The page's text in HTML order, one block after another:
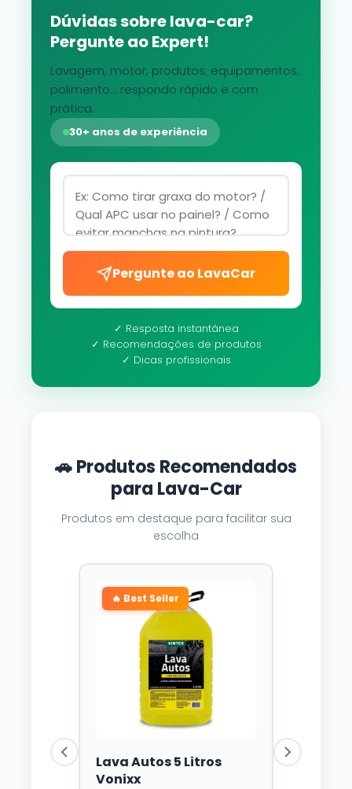
Dúvidas sobre lava-car?
Pergunte ao Expert!
Lavagem, motor, produtos, equipamentos,
polimento... respondo rápido e com
prática.
30+ anos de experiência
Pergunte ao LavaCar
✓ Resposta instantânea
✓ Recomendações de produtos
✓ Dicas profissionais
🚗 Produtos Recomendados
para Lava-Car
Produtos em destaque para facilitar sua
escolha
🔥 Best Seller
Lava Autos 5 Litros
Vonixx